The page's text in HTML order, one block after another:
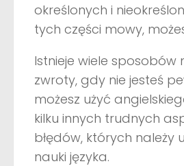
określonych i
tych części mowy,
Istnieje wiele sposobów
zwroty, gdy nie jesteś
możesz użyć
kilku innych trudnych
błędów, których
nauki języka.